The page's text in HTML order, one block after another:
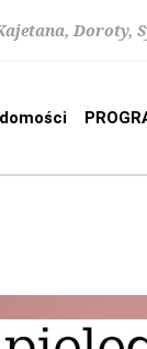
Doroty,